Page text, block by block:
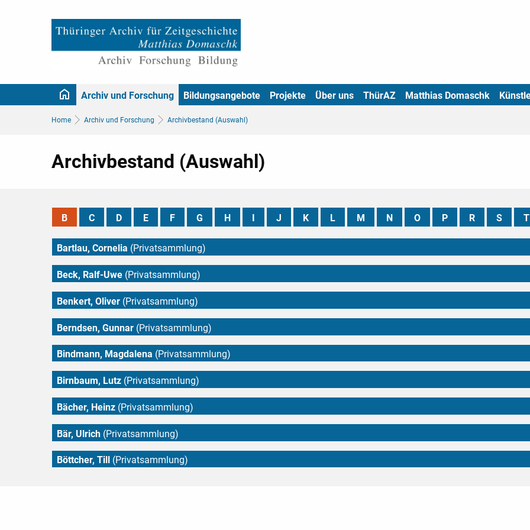
Archiv und Forschung Bildungsangebote Projekte Über uns ThürAZ Matthias Domaschk
Home Archiv und Forschung Archivbestand (Auswahl)
Archivbestand (Auswahl)
B C D E F G H I J K L M N O P R S T
Bartlau, Cornelia (Privatsammlung)
Beck, Ralf-Uwe (Privatsammlung)
Benkert, Oliver (Privatsammlung)
Berndsen, Gunnar (Privatsammlung)
Bindmann, Magdalena (Privatsammlung)
Birnbaum, Lutz (Privatsammlung)
Bächer, Heinz (Privatsammlung)
Bär, Ulrich (Privatsammlung)
Böttcher, Till (Privatsammlung)